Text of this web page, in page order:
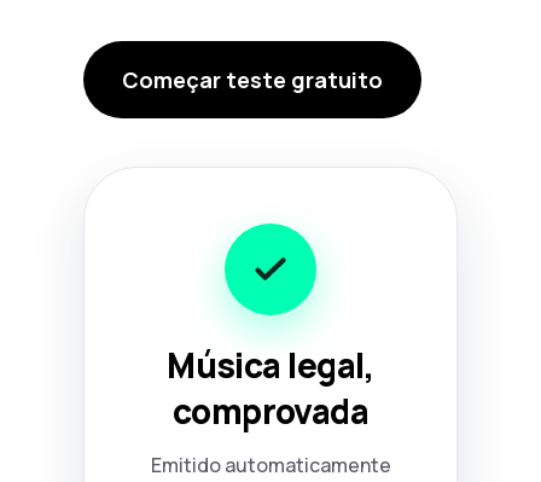
Começar teste gratuito
Música legal,
comprovada
Emitido automaticamente